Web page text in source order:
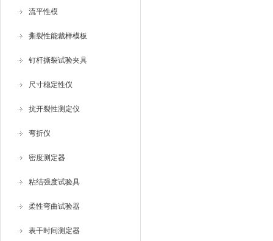
流平性模
撕裂性能裁样模板
钉杆撕裂试验夹具
尺寸稳定性仪
抗开裂性测定仪
弯折仪
密度测定器
粘结强度试验具
柔性弯曲试验器
表干时间测定器